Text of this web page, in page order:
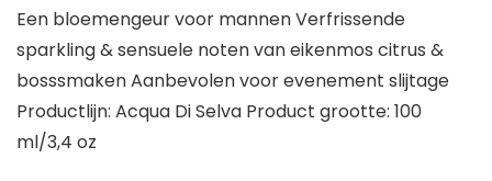
Een bloemengeur voor mannen Verfrissende
sparkling & sensuele noten van eikenmos citrus &
bosssmaken Aanbevolen voor evenement slijtage
Productlijn: Acqua Di Selva Product grootte: 100
ml/3,4 oz